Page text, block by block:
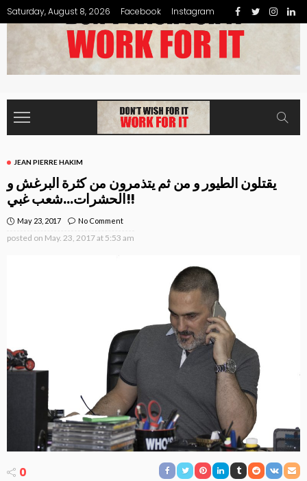
Saturday, August 8, 2026 Facebook Instagram
JEAN PIERRE HAKIM
يقتلون الطيور و من ثم يتذمرون من كثرة البرغش و
الحشرات…شعب غبي!!
May 23, 2017 No Comment
posted on May. 23, 2017 at 5:53 am
0